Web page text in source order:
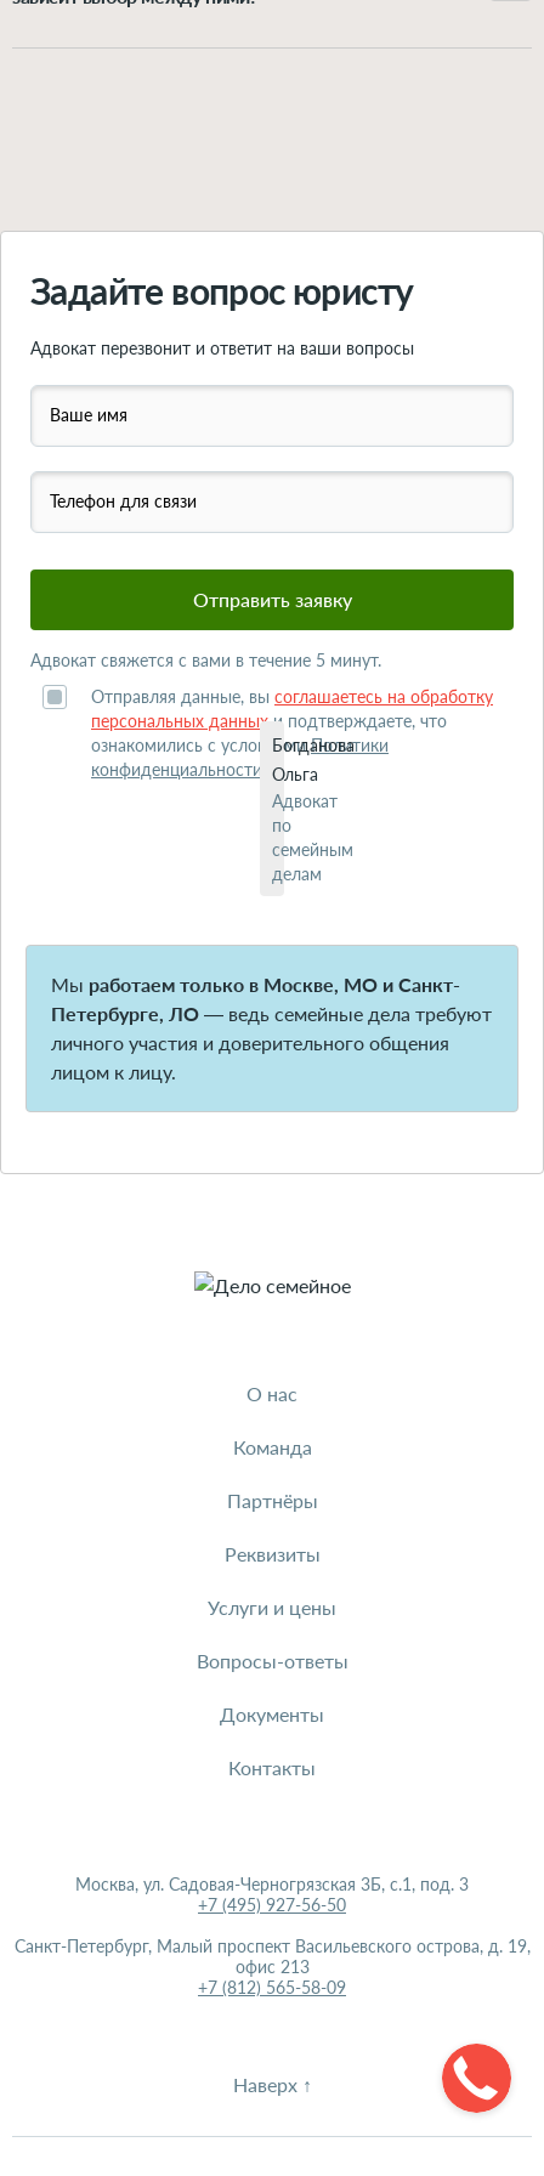
регистрации отношений либо получил после неё в
суд. Выбор варианта зависит от нескольких факторов:
Задайте вопрос юристу
Адвокат перезвонит и ответит на ваши вопросы
Ваше имя
Телефон для связи
Адвокат свяжется с вами в течение 5 минут.
Отправляя данные, вы соглашаетесь на обработку
персональных данных и подтверждаете, что
ознакомились с условиямиПолитики
конфиденциальности
Богданова
Ольга
Адвокат
по
семейным
делам
Мы работаем только в Москве, МО и Санкт-
Петербурге, ЛО — ведь семейные дела требуют
личного участия и доверительного общения
лицом к лицу.
О нас
Команда
Партнёры
Реквизиты
Услуги и цены
Вопросы-ответы
Документы
Контакты
Москва, ул. Садовая-Черногрязская 3Б, с.1, под. 3
+7 (495) 927-56-50
Санкт-Петербург, Малый проспект Васильевского острова, д. 19,
офис 213
+7 (812) 565-58-09
Наверх ↑